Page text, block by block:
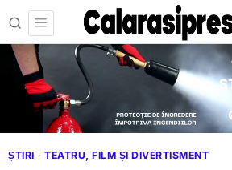
ȘTIRI · TEATRU, FILM ȘI DIVERTISMENT